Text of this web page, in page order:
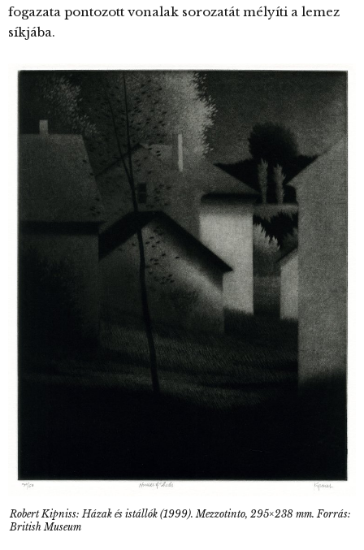
fogazata pontozott vonalak sorozatát mélyíti a lemez
síkjába.
Robert Kipniss: Házak és istállók (1999). Mezzotinto, 295×238 mm. Forrás:
British Museum